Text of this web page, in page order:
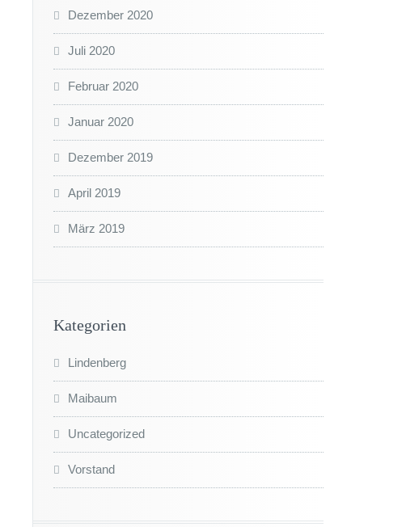
Dezember 2020
Juli 2020
Februar 2020
Januar 2020
Dezember 2019
April 2019
März 2019
Kategorien
Lindenberg
Maibaum
Uncategorized
Vorstand